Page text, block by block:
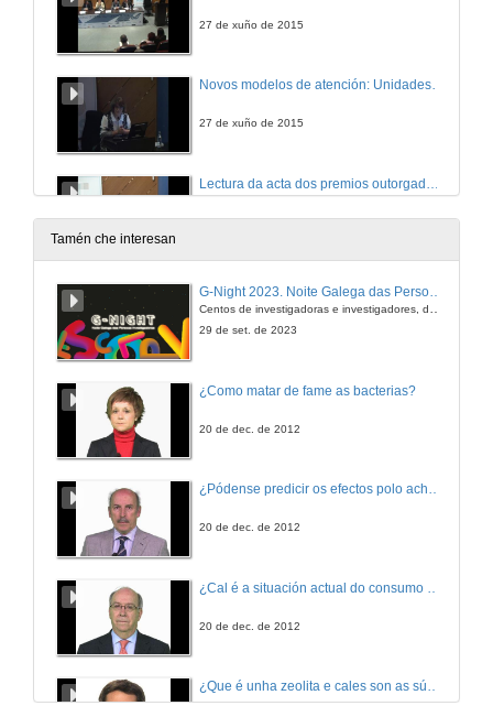
27 de xuño de 2015
Novos modelos de atención: Unidades Convivencia lles Xerontolóxicas
27 de xuño de 2015
27 de xuño de 2015
Tamén che interesan
G-Night 2023. Noite Galega das Persoas Investigadoras. Conciencias creativas
29 de set. de 2023
¿Como matar de fame as bacterias?
20 de dec. de 2012
¿Pódense predicir os efectos polo achegamento á Terra dos asteroides?
20 de dec. de 2012
20 de dec. de 2012
¿Que é unha zeolita e cales son as súas aplicacións?